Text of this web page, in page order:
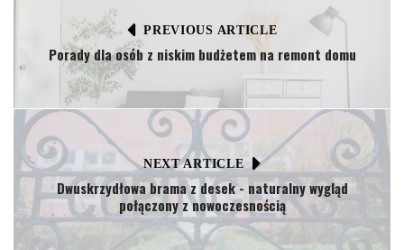
PREVIOUS ARTICLE
Porady dla osób z niskim budżetem na remont domu
NEXT ARTICLE
Dwuskrzydłowa brama z desek - naturalny wygląd
połączony z nowoczesnością